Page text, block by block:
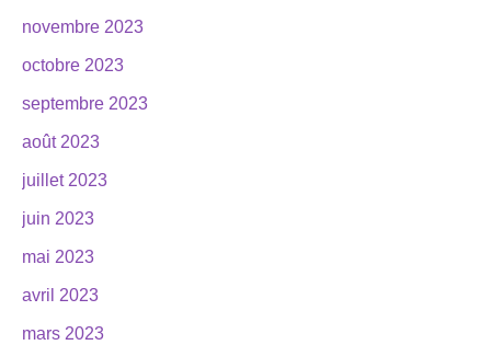
novembre 2023
octobre 2023
septembre 2023
août 2023
juillet 2023
juin 2023
mai 2023
avril 2023
mars 2023